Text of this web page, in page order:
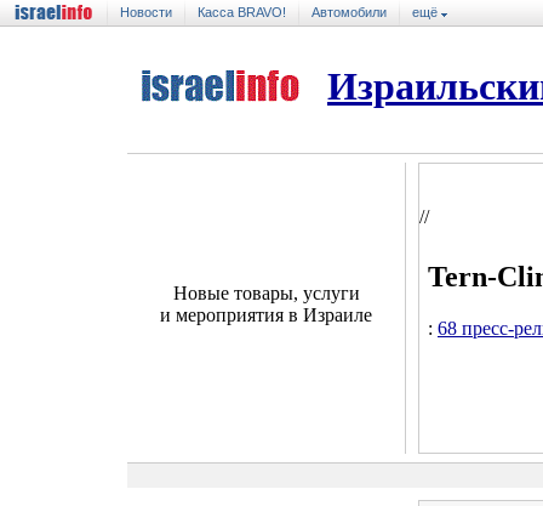
Новости Касса BRAVO! Автомобили ещё
Новые товары, услуги
и мероприятия в Израиле
//
Tern-
: 68 пресс-